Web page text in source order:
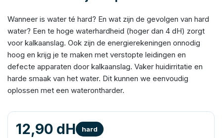
Wanneer is water té hard? En wat zijn de gevolgen van hard
water? Een te hoge waterhardheid (hoger dan 4 dH) zorgt
voor kalkaanslag. Ook zijn de energierekeningen onnodig
hoog en krijg je te maken met verstopte leidingen en
defecte apparaten door kalkaanslag. Vaker huidirritatie en
harde smaak van het water. Dit kunnen we eenvoudig
oplossen met een waterontharder.
12,90 dH hard